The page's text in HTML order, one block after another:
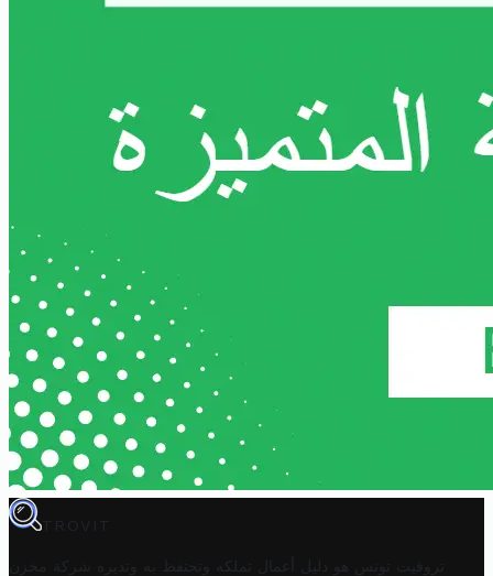
TROVIT
تروفيت تونس هو دليل أعمال تملكه وتحتفظ به وتديره
شركة مخزن